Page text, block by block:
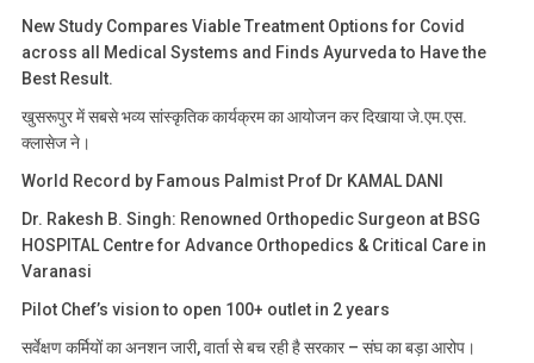
New Study Compares Viable Treatment Options for Covid
across all Medical Systems and Finds Ayurveda to Have the
Best Result.
खुसरूपुर में सबसे भव्य सांस्कृतिक कार्यक्रम का आयोजन कर दिखाया जे.एम.एस.
क्लासेज ने।
World Record by Famous Palmist Prof Dr KAMAL DANI
Dr. Rakesh B. Singh: Renowned Orthopedic Surgeon at BSG
HOSPITAL Centre for Advance Orthopedics & Critical Care in
Varanasi
Pilot Chef’s vision to open 100+ outlet in 2 years
सर्वेक्षण कर्मियों का अनशन जारी, वार्ता से बच रही है सरकार – संघ का बड़ा आरोप।